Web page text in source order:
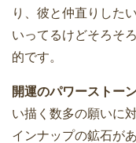
り、彼と仲直りしたい
いってるけどそろそ
的です。
開運のパワーストー
い描く数多の願いに
インナップの鉱石が